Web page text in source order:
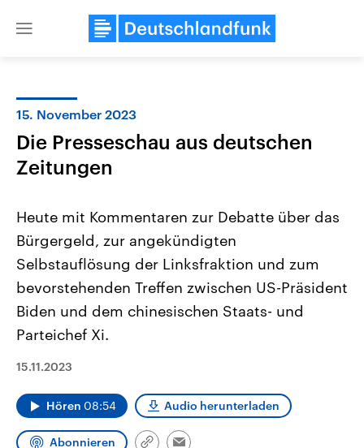
Close
Landtagswahl Sachsen-Anhalt
2026
Alle Informationen
September 2026 einen neuen
Bundesland von einer Koalition aus
CDU, SPD und FDP regiert.-
Wahlprogramme, aktuelle Berichte
und Hintergründe zu den Parteien
Wahl.
USA
Aktuelle Beiträge,
Hintergründe
Sendungen Programm Podcasts
15. November 2023
Die Presseschau aus deutschen
Zeitungen
Heute mit Kommentaren zur Debatte über das
Bürgergeld, zur angekündigten
Selbstauflösung der Linksfraktion und zum
bevorstehenden Treffen zwischen US-Präsident
Biden und dem chinesischen Staats- und
Parteichef Xi.
15.11.2023
Hören 08:54 Audio herunterladen
Abonnieren